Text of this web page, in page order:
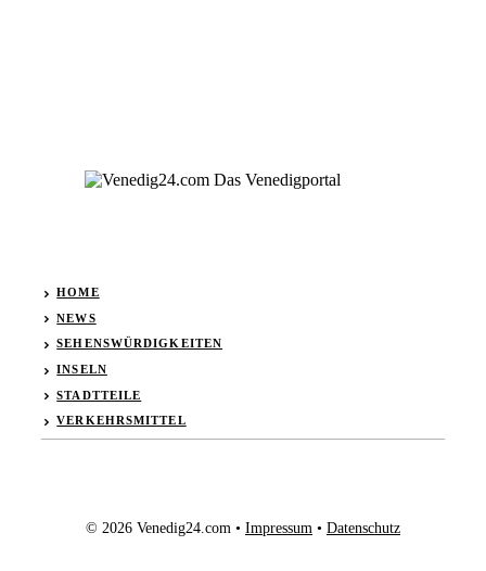
HOME
NEWS
SEHENSWÜRDIGKEITEN
INSELN
STADTTEILE
VERKEHRSMITTEL
© 2026 Venedig24.com • Impressum • Datenschutz